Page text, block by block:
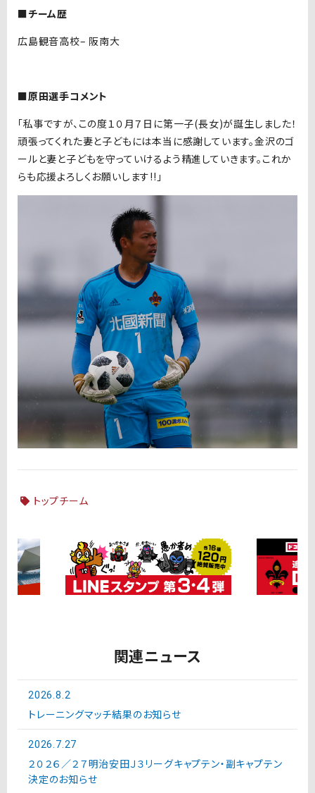
■チーム歴
広島観音高校– 阪南大
■原田選手コメント
「私事ですが、この度１０月７日に第一子(長女)が誕生しました！
頑張ってくれた妻と子どもには本当に感謝しています。金沢のゴ
ールと妻と子どもを守っていけるよう精進していきます。これか
らも応援よろしくお願いします!!」
トップチーム
関連ニュース
2026.8.2
トレーニングマッチ結果のお知らせ
2026.7.27
２０２６／２７明治安田Ｊ３リーグキャプテン・副キャプテン
決定のお知らせ